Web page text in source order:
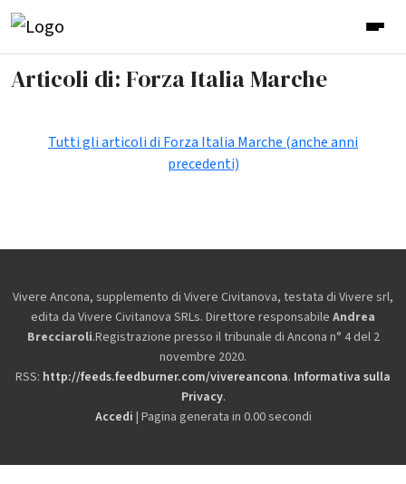
Articoli di: Forza Italia Marche
Tutti gli articoli di Forza Italia Marche (anche anni
precedenti)
Vivere Ancona, supplemento di Vivere Civitanova, testata di Vivere srl,
edita da Vivere Civitanova SRLs. Direttore responsabile Andrea
Brecciaroli.Registrazione presso il tribunale di Ancona n° 4 del 2
novembre 2020.
RSS: http://feeds.feedburner.com/vivereancona. Informativa sulla
Privacy.
Accedi | Pagina generata in 0.00 secondi